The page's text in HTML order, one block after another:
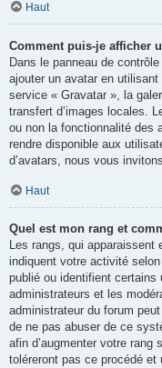
Haut
Comment puis-je afficher
Dans le panneau de
ajouter un avatar en
service « Gravatar », la
transfert d’images locales.
ou non la fonctionnalité des
rendre disponible aux
d’avatars, nous vous
Haut
Quel est mon rang et
Les rangs, qui apparaissent
indiquent votre activité
publié ou identifient
administrateurs et les
administrateur du forum
de ne pas abuser de ce
afin d’augmenter votre rang
toléreront pas ce procédé et